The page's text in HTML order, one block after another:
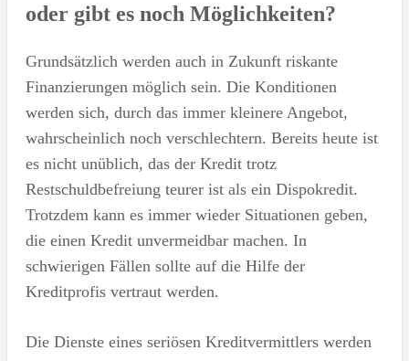
oder gibt es noch Möglichkeiten?
Grundsätzlich werden auch in Zukunft riskante
Finanzierungen möglich sein. Die Konditionen
werden sich, durch das immer kleinere Angebot,
wahrscheinlich noch verschlechtern. Bereits heute ist
es nicht unüblich, das der Kredit trotz
Restschuldbefreiung teurer ist als ein Dispokredit.
Trotzdem kann es immer wieder Situationen geben,
die einen Kredit unvermeidbar machen. In
schwierigen Fällen sollte auf die Hilfe der
Kreditprofis vertraut werden.
Die Dienste eines seriösen Kreditvermittlers werden